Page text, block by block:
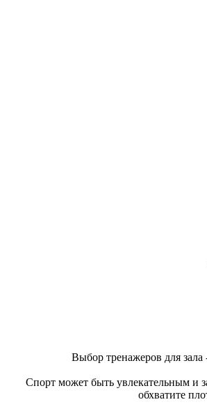
Выбор тренажеров для зала
Спорт может быть увлекательным и
обхватите